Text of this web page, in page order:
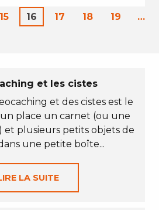
15 16 17 18 19 …
et les cistes
et des cistes est le
place un carnet (ou une
et plusieurs petits objets de
une petite boîte...
LA SUITE